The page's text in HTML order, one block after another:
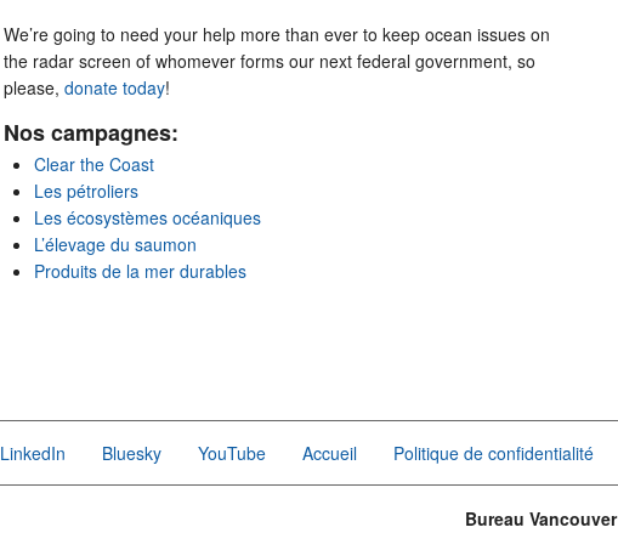
We’re going to need your help more than ever to keep ocean issues on
the radar screen of whomever forms our next federal government, so
please, donate today!
Nos campagnes:
Clear the Coast
Les pétroliers
Les écosystèmes océaniques
L’élevage du saumon
Produits de la mer durables
LinkedIn Bluesky YouTube Accueil Politique de confidentialité
Bureau Vancouver